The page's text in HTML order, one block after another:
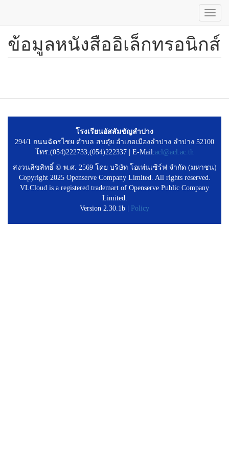
ข้าม
ข้อมูลหนังสืออิเล็กทรอนิกส์
โรงเรียนอัสสัมชัญลำปาง
294/1 ถนนฉัตรไชย ตำบล สบตุ๋ย อำเภอเมืองลำปาง ลำปาง 52100
โทร.(054)222733,(054)222337 | E-Mail:acl@acl.ac.th
สงวนลิขสิทธิ์ © พ.ศ. 2569 โดย บริษัท โอเพ่นเซิร์ฟ จำกัด (มหาชน)
Copyright 2025 Openserve Company Limited. All rights reserved.
VLCloud is a registered trademart of Openserve Public Company
Limited.
Version 2.30.1b |
Policy